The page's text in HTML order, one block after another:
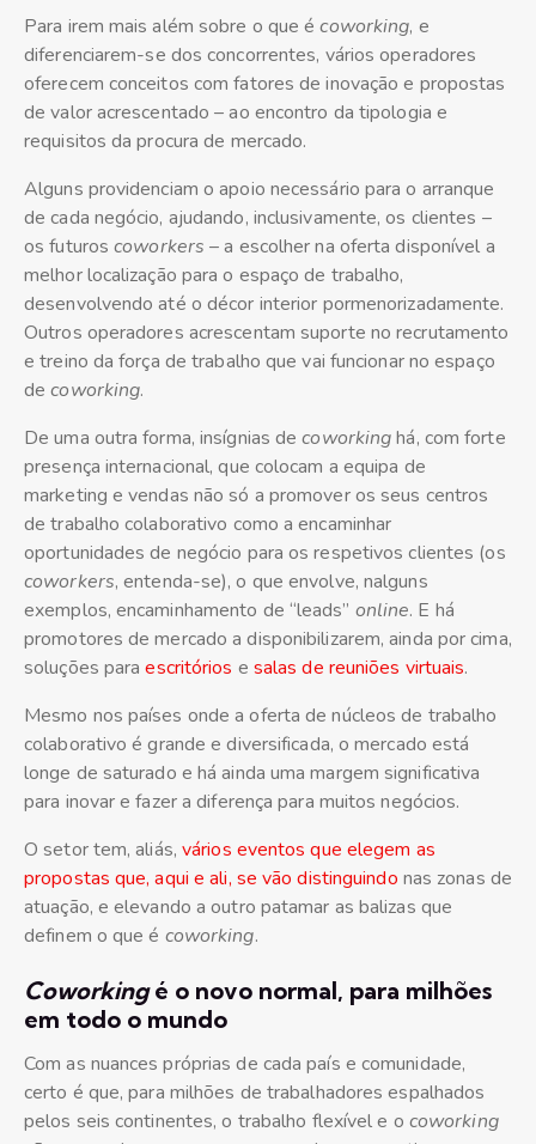
Para irem mais além sobre o que écoworking, e
diferenciarem-se dos concorrentes, vários operadores
oferecem conceitos com fatores de inovação e propostas
de valor acrescentado – ao encontro da tipologia e
requisitos da procura de mercado.
Alguns providenciam o apoio necessário para o arranque
de cada negócio, ajudando, inclusivamente, os clientes –
os futuroscoworkers – a escolher na oferta disponível a
melhor localização para o espaço de trabalho,
desenvolvendo até o décor interior pormenorizadamente.
Outros operadores acrescentam suporte no recrutamento
e treino da força de trabalho que vai funcionar no espaço
decoworking.
De uma outra forma, insígnias decoworkinghá, com forte
presença internacional, que colocam a equipa de
marketing e vendas não só a promover os seus centros
de trabalho colaborativo como a encaminhar
oportunidades de negócio para os respetivos clientes (os
coworkers, entenda-se), o que envolve, nalguns
exemplos, encaminhamento de “leads” online. E há
promotores de mercado a disponibilizarem, ainda por cima,
soluções paraescritórios e salas de reuniões virtuais.
Mesmo nos países onde a oferta de núcleos de trabalho
colaborativo é grande e diversificada, o mercado está
longe de saturado e há ainda uma margem significativa
para inovar e fazer a diferença para muitos negócios.
O setor tem, aliás, vários eventos que elegem as
propostas que, aqui e ali, se vão distinguindo nas zonas de
atuação, e elevando a outro patamar as balizas que
definem o que é coworking.
Coworkingé o novo normal, para milhões
em todo o mundo
Com as nuances próprias de cada país e comunidade,
certo é que, para milhões de trabalhadores espalhados
pelos seis continentes, o trabalho flexível e o coworking